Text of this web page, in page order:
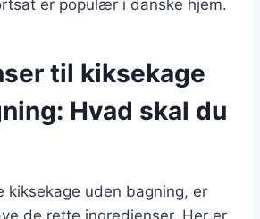
er populær i danske hjem.
til kiksekage
Hvad skal du
kiksekage uden bagning, er
de rette ingredienser. Her er